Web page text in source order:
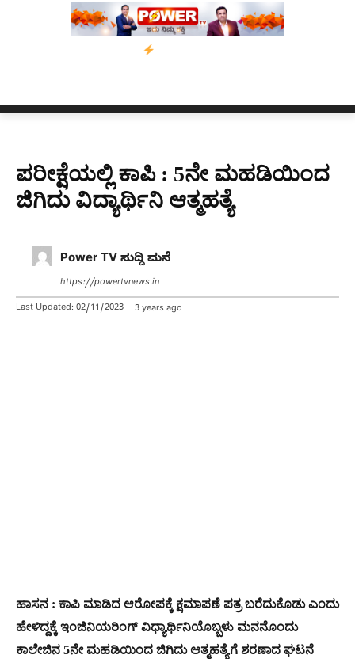
ನ್ಯೂಸ್ ಕಾರ್ಪ್‌ಗೆ ಎಐಯಿಂದ ಸಂಕಷ್ಟ: ಆಸ್ಟ್ರೇಲಿಯಾದಲ್ಲಿ
ಪರೀಕ್ಷೆಯಲ್ಲಿ ಕಾಪಿ : 5ನೇ ಮಹಡಿಯಿಂದ
ಜಿಗಿದು ವಿದ್ಯಾರ್ಥಿನಿ ಆತ್ಮಹತ್ಯೆ
Power TV ಸುದ್ದಿ ಮನೆ
https://powertvnews.in
Last Updated: 02/11/2023 3 years ago
ಹಾಸನ : ಕಾಪಿ ಮಾಡಿದ ಆರೋಪಕ್ಕೆ ಕ್ಷಮಾಪಣೆ ಪತ್ರ ಬರೆದುಕೊಡು ಎಂದು
ಹೇಳಿದ್ದಕ್ಕೆ ಇಂಜಿನಿಯರಿಂಗ್​​​ ವಿಧ್ಯಾರ್ಥಿನಿಯೊಬ್ಬಳು ಮನನೊಂದು
ಕಾಲೇಜಿನ 5ನೇ ಮಹಡಿಯಿಂದ ಜಿಗಿದು ಆತ್ಮಹತ್ಯೆಗೆ ಶರಣಾದ ಘಟನೆ